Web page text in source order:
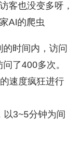
客也没变多呀，
AI的爬虫
时间内，访问
了400多次。
速度疯狂进行
3~5分钟为间